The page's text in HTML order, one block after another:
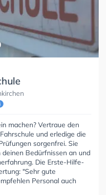
machen? Vertraue den
und erledige die
sorgenfrei. Sie
Bedürfnissen an und
Die Erste-Hilfe-
"Sehr gute
Personal auch